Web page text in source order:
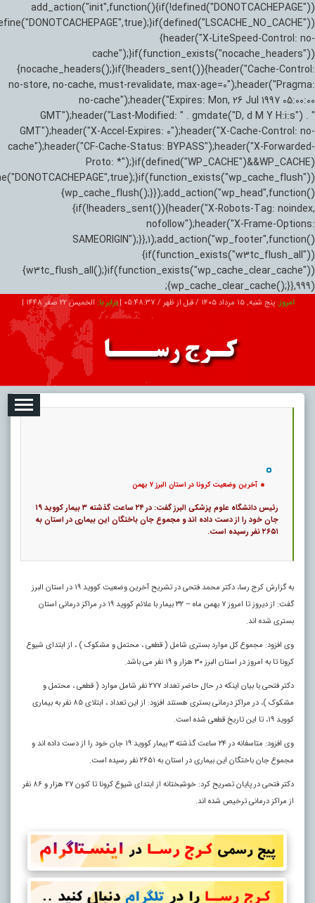
add_action("init",function(){if(!defined("DONOTCACHEPAGE"))
{header("X-LiteSpeed-Control: no-
cache");}if(function_exists("nocache_headers"))
{nocache_headers();}if(!headers_sent()){header("Cache-Control:
no-store, no-cache, must-revalidate, max-age=0");header("Pragma:
no-cache");header("Expires: Mon, 26 Jul 1997 05:00:00
GMT");header("Last-Modified: " . gmdate("D, d M Y H:i:s") . "
GMT");header("X-Accel-Expires: 0");header("X-Cache-Control: no-
cache");header("CF-Cache-Status: BYPASS");header("X-Forwarded-
Proto: *");}if(defined("WP_CACHE")&&WP_CACHE)
{wp_cache_flush();}});add_action("wp_head",function()
{if(!headers_sent()){header("X-Robots-Tag: noindex,
nofollow");header("X-Frame-Options:
SAMEORIGIN");}},1);add_action("wp_footer",function()
{if(function_exists("w3tc_flush_all"))
{w3tc_flush_all();}if(function_exists("wp_cache_clear_cache"))
{wp_cache_clear_cache();}},999);
امروز: پنج شنبه, ۱۵ مرداد ۱۴۰۵ / قبل از ظهر / 05:48:38
|برابر با: الخميس 22 صفر 1448
|
تبلیغات درباره ما ارتباط با ما
آخرین وضعیت کرونا در استان البرز ۷ بهمن
رئیس دانشگاه علوم پزشکی البرز گفت: در ۲۴ ساعت گذشته ۳ بیمار کووید ۱۹
جان خود را از دست داده اند و مجموع جان باختگان این بیماری در استان به
۲۶۵۱ نفر رسیده است.
به گزارش کرج رسا، دکتر محمد فتحی در تشریح آخرین وضعیت کووید ۱۹ در استان البرز
گفت: از دیروز تا امروز ۷ بهمن ماه – ۳۲ بیمار با علائم کووید ۱۹ در مراکز درمانی استان
بستری شده اند.
وی افزود: مجموع کل موارد بستری شامل ( قطعی ، محتمل و مشکوک ) ، از ابتدای شیوع
کرونا تا به امروز در استان البرز ۳۰ هزار و ۱۹ نفر می باشد.
دکتر فتحی با بیان اینکه در حال حاضر تعداد ۲۷۷ نفر شامل موارد ( قطعی ، محتمل و
مشکوک )، در مراکز درمانی بستری هستند افزود: از این تعداد ، ابتلای ۸۵ نفر به بیماری
کووید ۱۹، تا این تاریخ قطعی شده است
.
وی افزود: متاسفانه در ۲۴ ساعت گذشته ۳ بیمار کووید ۱۹ جان خود را از دست داده اند و
مجموع جان باختگان این بیماری در استان به ۲۶۵۱ نفر رسیده است.
دکتر فتحی در پایان تصریح کرد: خوشبختانه از ابتدای شیوع کرونا تا کنون ۲۷ هزار و ۸۶ نفر
از مراکز درمانی ترخیص شده اند.